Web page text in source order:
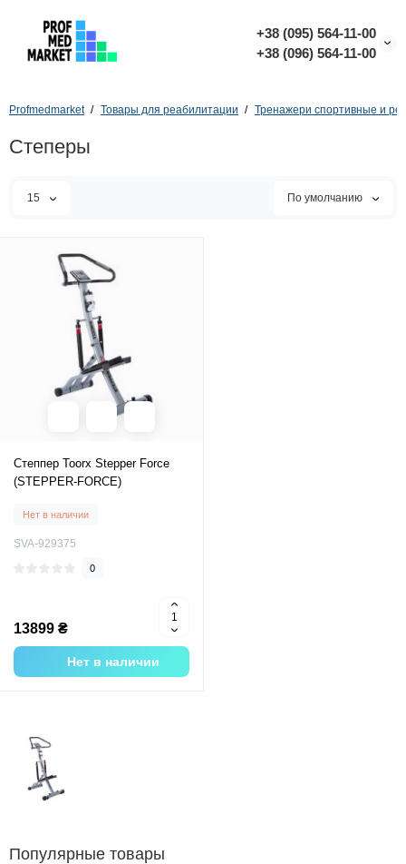
+38 (095) 564-11-00
+38 (096) 564-11-00
Profmedmarket Товары для реабилитации Тренажери спортивные и
Степеры
15 По умолчанию
Степпер Toorx Stepper Force
(STEPPER-FORCE)
Нет в наличии
SVA-929375
0
13899 ₴
Нет в наличии
Популярные товары